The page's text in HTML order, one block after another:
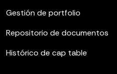
Gestión de portfolio
Repositorio de documentos
Histórico de cap table